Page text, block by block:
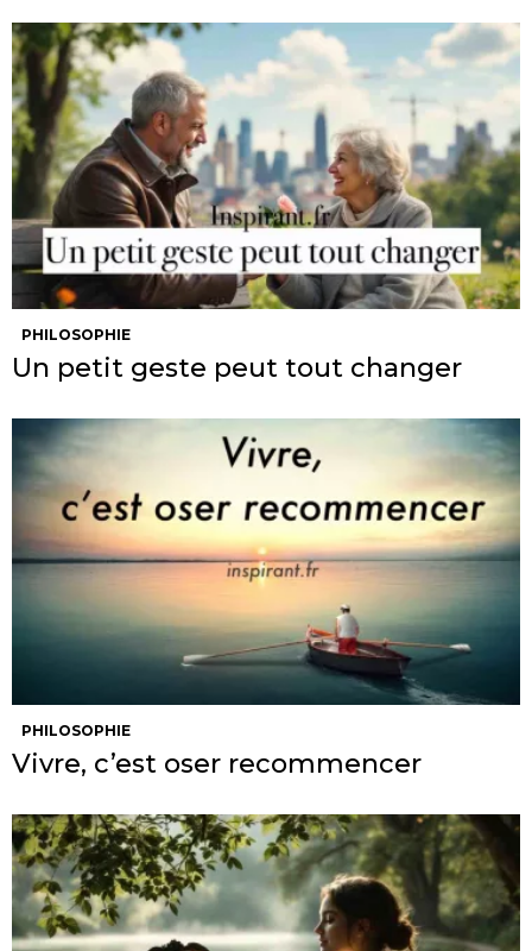
PHILOSOPHIE
Un petit geste peut tout changer
PHILOSOPHIE
Vivre, c’est oser recommencer